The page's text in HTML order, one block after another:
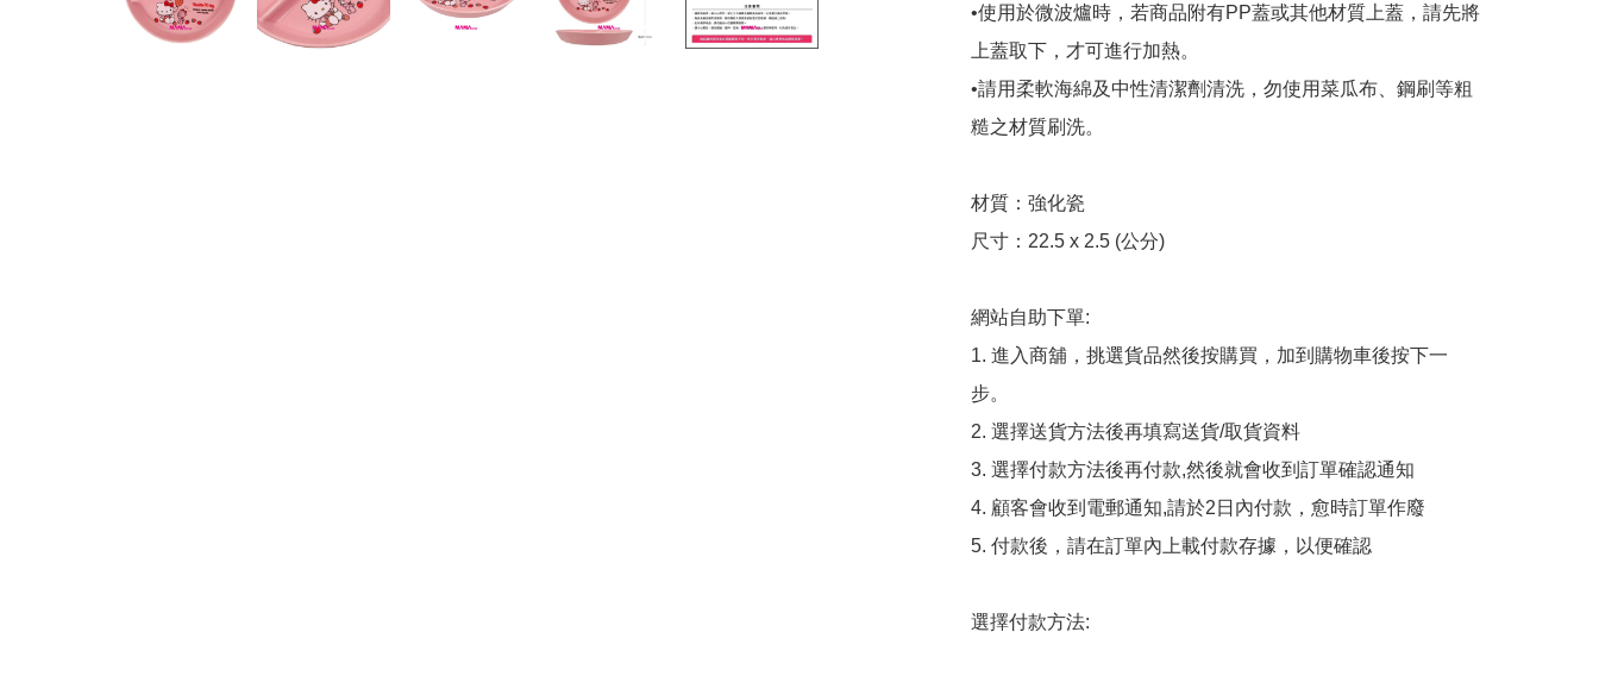
•使用於微波爐時，若商品附有PP蓋或其他材質上蓋，請先將
上蓋取下，才可進行加熱。
•請用柔軟海綿及中性清潔劑清洗，勿使用菜瓜布、鋼刷等粗
糙之材質刷洗。
材質：強化瓷
尺寸：22.5 x 2.5 (公分)
網站自助下單:
1. 進入商舖，挑選貨品然後按購買，加到購物車後按下一
步。
2. 選擇送貨方法後再填寫送貨/取貨資料
3. 選擇付款方法後再付款,然後就會收到訂單確認通知
4. 顧客會收到電郵通知,請於2日內付款，愈時訂單作廢
5. 付款後，請在訂單內上載付款存據，以便確認
選擇付款方法: